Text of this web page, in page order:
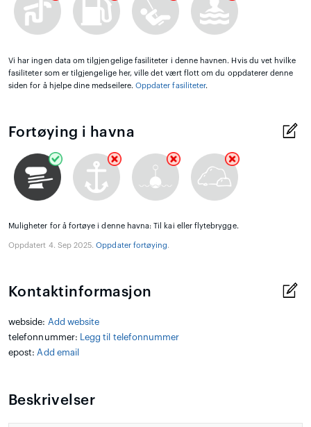
Vi har ingen data om tilgjengelige fasiliteter i denne havnen. Hvis du vet hvilke
fasiliteter som er tilgjengelige her, ville det vært flott om du oppdaterer denne
siden for å hjelpe dine medseilere. Oppdater fasiliteter.
Fortøying i havna
Muligheter for å fortøye i denne havna: Til kai eller flytebrygge.
Oppdatert 4. Sep 2025.Oppdater fortøying.
Kontaktinformasjon
webside: Add website
telefonnummer:
Legg til telefonnummer
epost: Add email
Beskrivelser